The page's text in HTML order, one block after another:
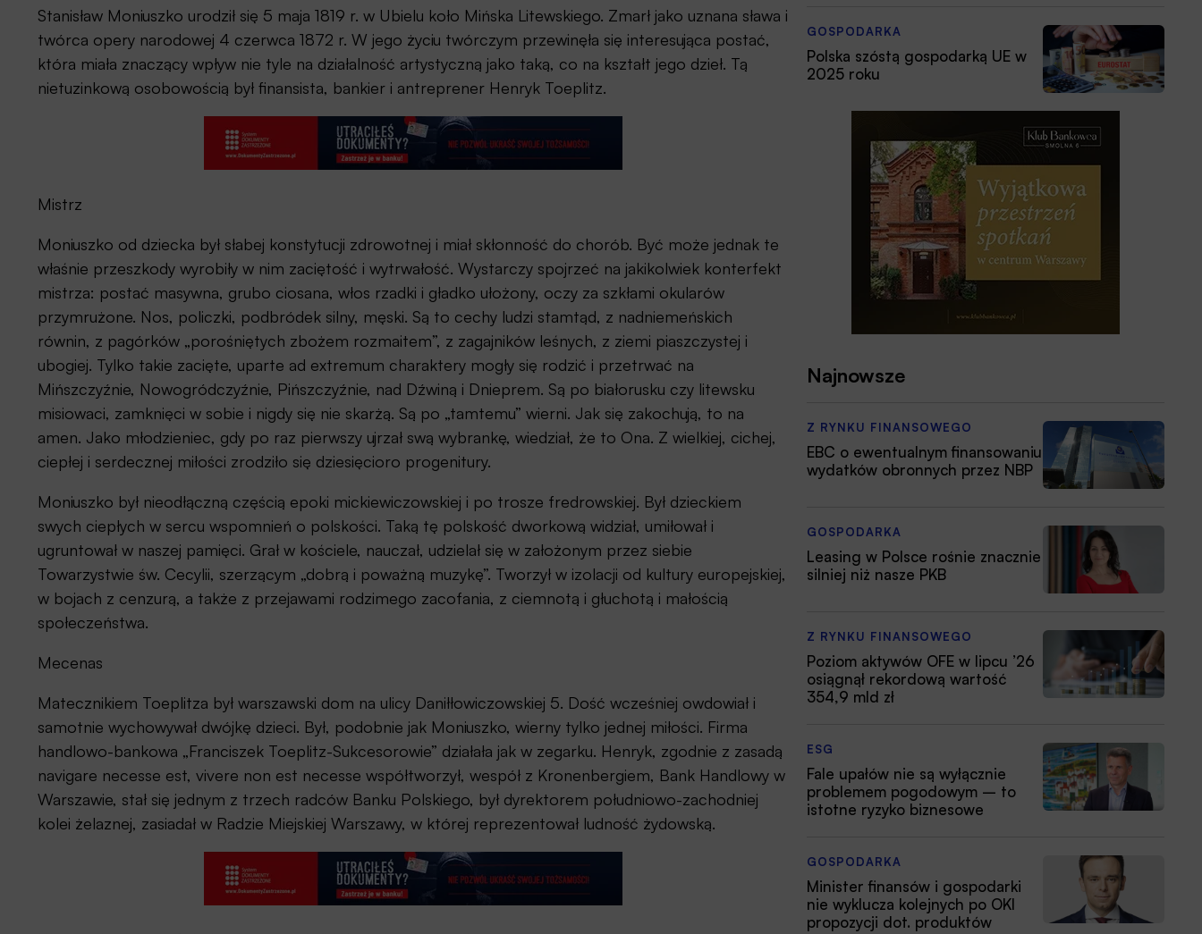
Stanisław Moniuszko urodził się 5 maja 1819 r. w Ubielu koło Mińska Litewskiego. Zmarł jako uznana sława i
twórca opery narodowej 4 czerwca 1872 r. W jego życiu twórczym przewinęła się interesująca postać,
która miała znaczący wpływ nie tyle na działalność artystyczną jako taką, co na kształt jego dzieł. Tą
nietuzinkową osobowością był finansista, bankier i antreprener Henryk Toeplitz.
Mistrz
Moniuszko od dziecka był słabej konstytucji zdrowotnej i miał skłonność do chorób. Być może jednak te
właśnie przeszkody wyrobiły w nim zaciętość i wytrwałość. Wystarczy spojrzeć na jakikolwiek konterfekt
mistrza: postać masywna, grubo ciosana, włos rzadki i gładko ułożony, oczy za szkłami okularów
przymrużone. Nos, policzki, podbródek silny, męski. Są to cechy ludzi stamtąd, z nadniemeńskich
równin, z pagórków „porośniętych zbożem rozmaitem”, z zagajników leśnych, z ziemi piaszczystej i
ubogiej. Tylko takie zacięte, uparte ad extremum charaktery mogły się rodzić i przetrwać na
Mińszczyźnie, Nowogródczyźnie, Pińszczyźnie, nad Dźwiną i Dnieprem. Są po białorusku czy litewsku
misiowaci, zamknięci w sobie i nigdy się nie skarżą. Są po „tamtemu” wierni. Jak się zakochują, to na
amen. Jako młodzieniec, gdy po raz pierwszy ujrzał swą wybrankę, wiedział, że to Ona. Z wielkiej, cichej,
ciepłej i serdecznej miłości zrodziło się dziesięcioro progenitury.
Moniuszko był nieodłączną częścią epoki mickiewiczowskiej i po trosze fredrowskiej. Był dzieckiem
swych ciepłych w sercu wspomnień o polskości. Taką tę polskość dworkową widział, umiłował i
ugruntował w naszej pamięci. Grał w kościele, nauczał, udzielał się w założonym przez siebie
Towarzystwie św. Cecylii, szerzącym „dobrą i poważną muzykę”. Tworzył w izolacji od kultury europejskiej,
w bojach z cenzurą, a także z przejawami rodzimego zacofania, z ciemnotą i głuchotą i małością
społeczeństwa.
Mecenas
Matecznikiem Toeplitza był warszawski dom na ulicy Daniłłowiczowskiej 5. Dość wcześniej owdowiał i
samotnie wychowywał dwójkę dzieci. Był, podobnie jak Moniuszko, wierny tylko jednej miłości. Firma
handlowo-bankowa „Franciszek Toeplitz-Sukcesorowie” działała jak w zegarku. Henryk, zgodnie z zasadą
navigare necesse est, vivere non est necesse współtworzył, wespół z Kronenbergiem, Bank Handlowy w
Warszawie, stał się jednym z trzech radców Banku Polskiego, był dyrektorem południowo-zachodniej
kolei żelaznej, zasiadał w Radzie Miejskiej Warszawy, w której reprezentował ludność żydowską.
GOSPODARKA
Polska szóstą gospodarką UE w
2025 roku
Najnowsze
Z RYNKU FINANSOWEGO
EBC o ewentualnym finansowaniu
wydatków obronnych przez NBP
GOSPODARKA
Leasing w Polsce rośnie znacznie
silniej niż nasze PKB
Z RYNKU FINANSOWEGO
Poziom aktywów OFE w lipcu ’26
osiągnął rekordową wartość
354,9 mld zł
ESG
Fale upałów nie są wyłącznie
problemem pogodowym – to
istotne ryzyko biznesowe
GOSPODARKA
Minister finansów i gospodarki
nie wyklucza kolejnych po OKI
propozycji dot. produktów